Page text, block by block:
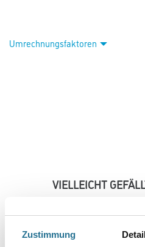
Zustimmung
Umrechnungsfaktoren
VIELLEICHT